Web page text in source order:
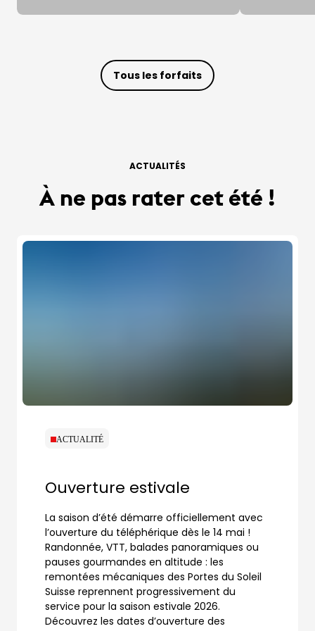
Tous les forfaits
ACTUALITÉS
À ne pas rater cet été !
ACTUALITÉ
Ouverture estivale
La saison d’été démarre officiellement avec
l’ouverture du téléphérique dès le 14 mai !
Randonnée, VTT, balades panoramiques ou
pauses gourmandes en altitude : les
remontées mécaniques des Portes du Soleil
Suisse reprennent progressivement du
service pour la saison estivale 2026.
Découvrez les dates d’ouverture des